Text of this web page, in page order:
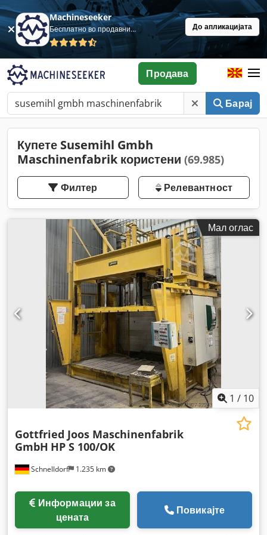
Machineseeker
Бесплатно во продавница До апликацијата
Барај
Продава
Купете Susemihl Gmbh
Maschinenfabrik користени (69.985)
Филтер Релевантност
Мал оглас
1 / 10
Schnelldorf 1.235 km
Gottfried Joos Maschinenfabrik
GmbH HP S 100/OK
цената
Повикајте